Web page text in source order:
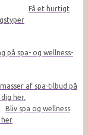
Få et hurtigt
på spa- og wellness-
af spa-tilbud på
her.
Bliv spa og wellness
her